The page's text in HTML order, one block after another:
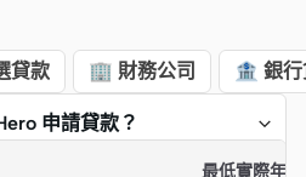
貸款 🏢 財務公司 🏦 銀
申請貸款？
最低實際年